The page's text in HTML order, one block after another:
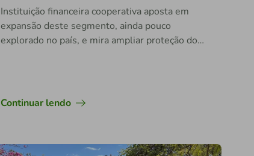
Instituição financeira cooperativa aposta em
expansão deste segmento, ainda pouco
explorado no país, e mira ampliar proteção dos
Continuar lendo